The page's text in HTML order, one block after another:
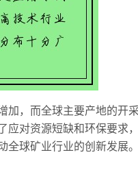
加，而全球主要产地的开
应对资源短缺和环保要求
球矿业行业的创新发展。